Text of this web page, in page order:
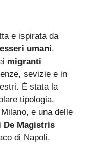
e ispirata da
umani.
migranti
sevizie e in
È stata la
tipologia,
e una delle
De Magistris
di Napoli.